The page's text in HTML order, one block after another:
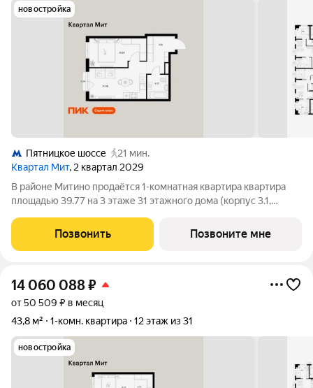
новостройка
Пятницкое шоссе
21 мин.
Квартал Мит, 2 квартал 2029
В районе Митино продаётся 1-комнатная квартира квартира
площадью 39.77 на 3 этаже 31 этажного дома (корпус 3.1,
расположение 20 минут пешком до станции метро
«Пятницкое шоссе». 8 минут на автомобиле до
Позвонить Позвоните мне
14 060 088₽
от 50 509 ₽ в месяц
43,8 м²
1-комн. квартира 12 этаж из 31
новостройка